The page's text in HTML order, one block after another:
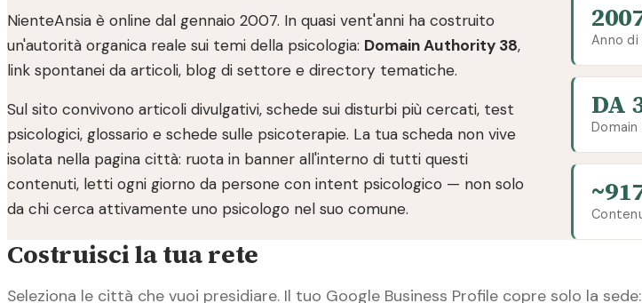
NienteAnsia è online dal gennaio 2007. In quasi vent'anni ha costruito
un'autorità organica reale sui temi della psicologia: Domain Authority 38,
link spontanei da articoli, blog di settore e directory tematiche.
Sul sito convivono articoli divulgativi, schede sui disturbi più cercati, test
psicologici, glossario e schede sulle psicoterapie. La tua scheda non vive
isolata nella pagina città: ruota in banner all'interno di tutti questi
contenuti, letti ogni giorno da persone con intent psicologico — non solo
da chi cerca attivamente uno psicologo nel suo comune.
Anno
DA
Costruisci la tua rete
Seleziona le città che vuoi presidiare. Il tuo Google Business Profile copre solo la